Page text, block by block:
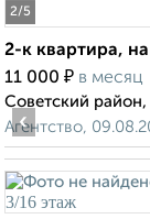
2/5
2-к квартира,
11 000 ₽ в месяц
Советский
Агентство,
‹